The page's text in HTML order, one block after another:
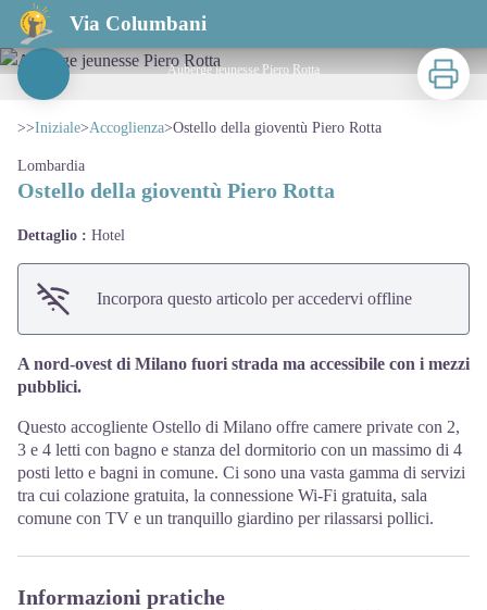
Via Columbani
Ostello della gioventù Piero Rotta
Auberge jeunesse Piero Rotta
Stampa
>>Iniziale>Accoglienza>Ostello della gioventù Piero Rotta
Lombardia
Ostello della gioventù Piero Rotta
Dettaglio : Hotel
Incorpora questo articolo per accedervi offline
A nord-ovest di Milano fuori strada ma accessibile con i mezzi
pubblici.
Questo accogliente Ostello di Milano offre camere private con 2,
3 e 4 letti con bagno e stanza del dormitorio con un massimo di 4
posti letto e bagni in comune. Ci sono una vasta gamma di servizi
tra cui colazione gratuita, la connessione Wi-Fi gratuita, sala
comune con TV e un tranquillo giardino per rilassarsi pollici.
Informazioni pratiche